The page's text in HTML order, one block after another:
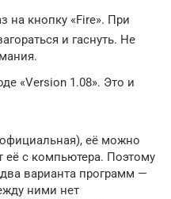
на кнопку «Fire». При
и гаснуть. Не
«Version 1.08». Это и
её можно
её с компьютера. Поэтому
варианта программ —
ними нет